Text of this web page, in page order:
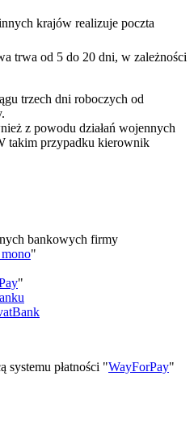
krajów realizuje poczta
trwa od 5 do 20 dni, w zależności
trzech dni roboczych od
z powodu działań wojennych
takim przypadku kierownik
bankowych firmy
"
"
systemu płatności "WayForPay"